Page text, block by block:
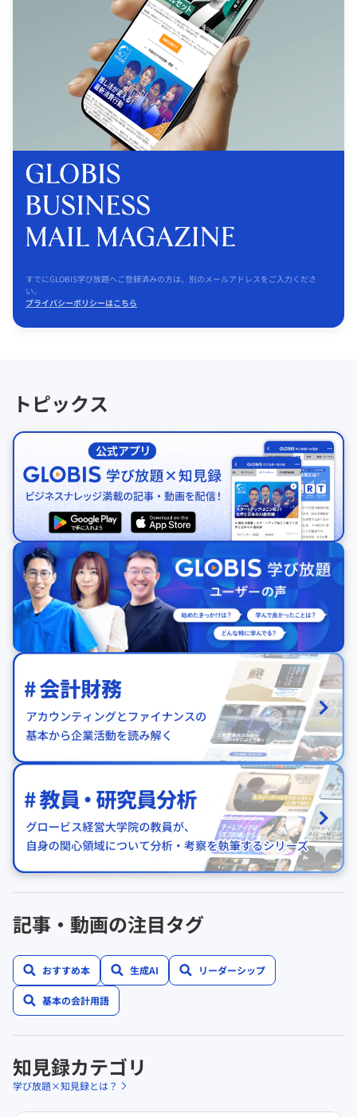
すでにGLOBIS学び放題へご登録済みの方は、別のメールアドレスをご入力くださ
い。
プライバシーポリシーはこちら
トピックス
記事・動画の注目タグ
おすすめ本 生成AI リーダーシップ
基本の会計用語
知見録カテゴリ
学び放題×知見録とは？